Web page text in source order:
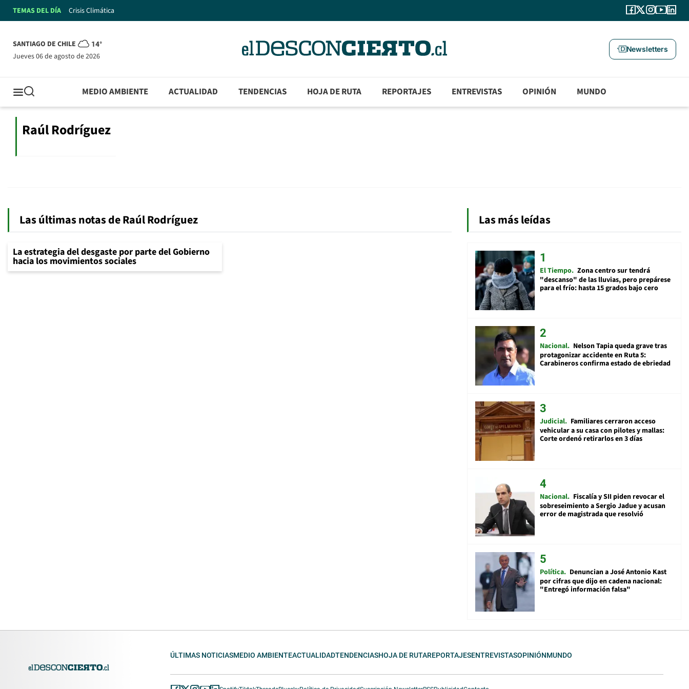
TEMAS DEL DÍA Crisis Climática
SANTIAGO DE CHILE 14°
jueves 06 de agosto de 2026
Newsletters
MEDIO AMBIENTE ACTUALIDAD TENDENCIAS HOJA DE RUTA REPORTAJES ENTREVISTAS OPINIÓN MUNDO
Raúl Rodríguez
Las últimas notas de Raúl Rodríguez
La estrategia del desgaste por parte del Gobierno
hacia los movimientos sociales
Las más leídas
El Tiempo Zona centro sur tendrá
"descanso" de las lluvias, pero prepárese
para el frío: hasta 15 grados bajo cero
Nacional Nelson Tapia queda grave tras
protagonizar accidente en Ruta 5:
Carabineros confirma estado de ebriedad
Judicial Familiares cerraron acceso
vehicular a su casa con pilotes y mallas:
Corte ordenó retirarlos en 3 días
Nacional Fiscalía y SII piden revocar el
sobreseimiento a Sergio Jadue y acusan
error de magistrada que resolvió
Política Denuncian a José Antonio Kast
por cifras que dijo en cadena nacional:
"Entregó información falsa"
ÚLTIMAS NOTICIASMEDIO AMBIENTEACTUALIDADTENDENCIASHOJA DE RUTAREPORTAJESENTREVISTASOPINIÓNMUNDO